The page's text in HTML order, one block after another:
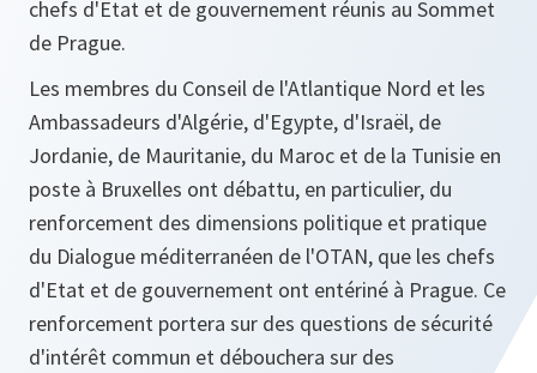
chefs d'Etat et de gouvernement réunis au Sommet
de Prague.
Les membres du Conseil de l'Atlantique Nord et les
Ambassadeurs d'Algérie, d'Egypte, d'Israël, de
Jordanie, de Mauritanie, du Maroc et de la Tunisie en
poste à Bruxelles ont débattu, en particulier, du
renforcement des dimensions politique et pratique
du Dialogue méditerranéen de l'OTAN, que les chefs
d'Etat et de gouvernement ont entériné à Prague. Ce
renforcement portera sur des questions de sécurité
d'intérêt commun et débouchera sur des